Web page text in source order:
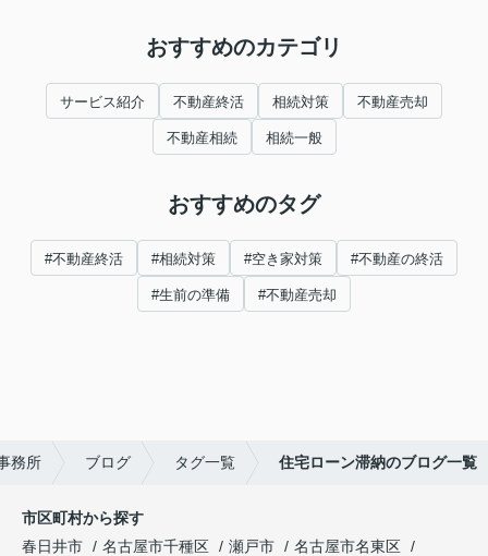
おすすめのカテゴリ
サービス紹介 不動産終活 相続対策 不動産売却
不動産相続 相続一般
おすすめのタグ
#不動産終活 #相続対策 #空き家対策 #不動産の終活
#生前の準備 #不動産売却
務所 ブログ タグ一覧 住宅ローン滞納のブログ一覧
市区町村から探す
春日井市
名古屋市千種区 瀬戸市
名古屋市名東区